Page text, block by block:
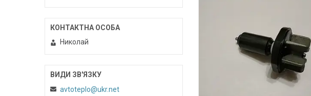
Николай
avtoteplo@ukr.net